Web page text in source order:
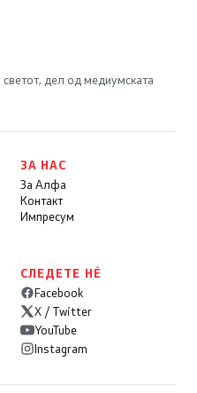
дел од медиумската
ЗА НАС
За Алфа
Контакт
Импресум
СЛЕДЕТЕ НÉ
Facebook
X / Twitter
YouTube
Instagram